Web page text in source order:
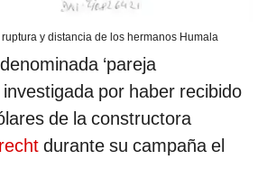
y distancia de los hermanos Humala
‘pareja
investigada por haber recibido
de la constructora
durante su campaña el